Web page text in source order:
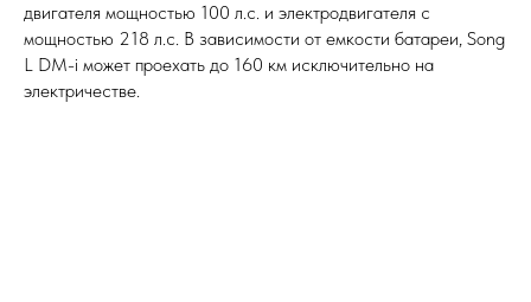
двигателя мощностью 100 л.с. и электродвигателя с
мощностью 218 л.с. В зависимости от емкости батареи, Song
L DM-i может проехать до 160 км исключительно на
электричестве.